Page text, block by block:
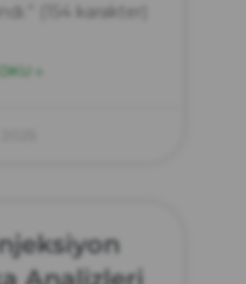
(154 karakter)
»